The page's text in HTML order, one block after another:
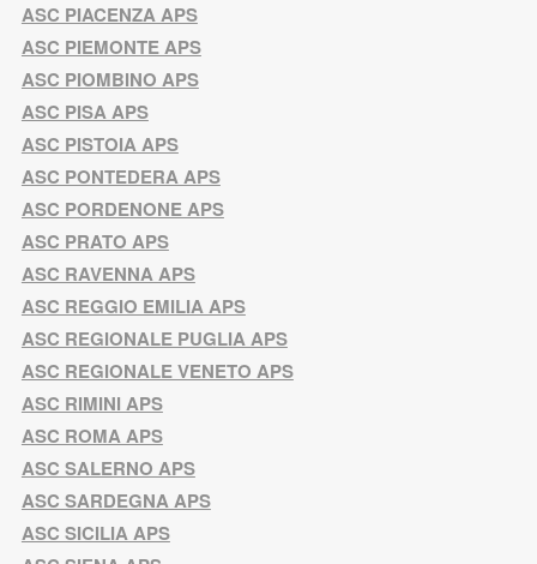
ASC PIACENZA APS
ASC PIEMONTE APS
ASC PIOMBINO APS
ASC PISA APS
ASC PISTOIA APS
ASC PONTEDERA APS
ASC PORDENONE APS
ASC PRATO APS
ASC RAVENNA APS
ASC REGGIO EMILIA APS
ASC REGIONALE PUGLIA APS
ASC REGIONALE VENETO APS
ASC RIMINI APS
ASC ROMA APS
ASC SALERNO APS
ASC SARDEGNA APS
ASC SICILIA APS